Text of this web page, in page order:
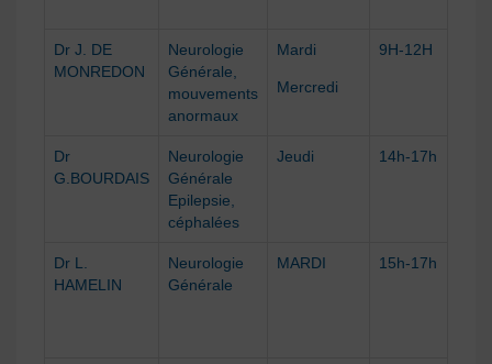
Dr J. DE
MONREDON
Neurologie
Générale,
mouvements
anormaux
Mardi
Mercredi
9H-12H
Dr
G.BOURDAIS
Neurologie
Générale
Epilepsie,
céphalées
Jeudi 14h-17h
Dr L.
HAMELIN
Neurologie
Générale
MARDI 15h-17h